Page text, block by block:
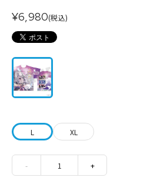
¥6,980(税込)
L XL
- 1 +